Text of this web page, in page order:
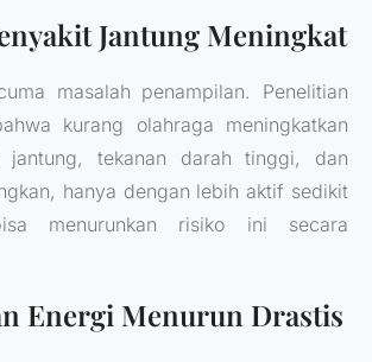
Jantung Meningkat
masalah penampilan. Penelitian
kurang olahraga meningkatkan
jantung, tekanan darah tinggi, dan
hanya dengan lebih aktif sedikit
menurunkan risiko ini secara
Energi Menurun Drastis